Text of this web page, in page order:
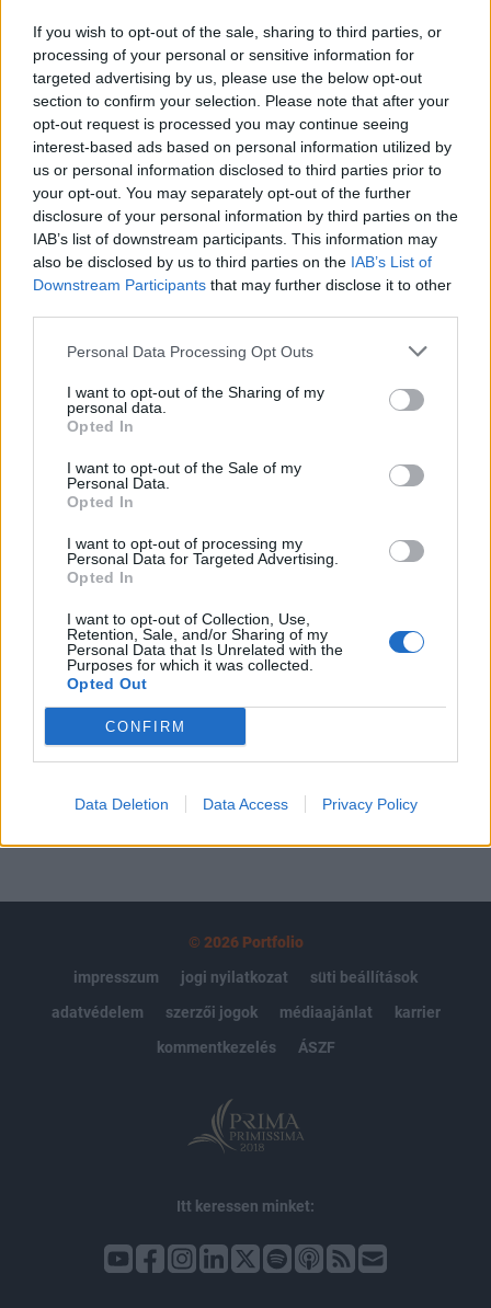
If you wish to opt-out of the sale, sharing to third parties, or
processing of your personal or sensitive information for
targeted advertising by us, please use the below opt-out
section to confirm your selection. Please note that after your
opt-out request is processed you may continue seeing
interest-based ads based on personal information utilized by
us or personal information disclosed to third parties prior to
your opt-out. You may separately opt-out of the further
disclosure of your personal information by third parties on the
IAB’s list of downstream participants. This information may
also be disclosed by us to third parties on the IAB’s List of
Downstream Participants that may further disclose it to other
Personal Data Processing Opt Outs
I want to opt-out of the Sharing of my
personal data.
Opted In
I want to opt-out of the Sale of my
Personal Data.
Opted In
I want to opt-out of processing my
Personal Data for Targeted Advertising.
Opted In
I want to opt-out of Collection, Use,
Retention, Sale, and/or Sharing of my
Personal Data that Is Unrelated with the
Purposes for which it was collected.
Opted Out
CONFIRM
Data Deletion Data Access Privacy Policy
Nagyon nem állunk jól a
klímavédelemben
Portfolio
2018. május 05. 15:06
A Climate Action Tracker rendszeresen közzéteszi, hogy az
egyes országok milyen lépéseket tesznek azért, hogy a
párizsi éghajlatvédelmi egyezményben tett vállalásaiknak
megfeleljenek. A most közzétett frissítésben az általuk
követett 32 országból 23 esetében vizsgálták meg a
klímavédelmi lépéseket. A legfontosabb megállapítás az,
hogy tavaly november óta látható előrelépés...
KEDVES OLVASÓNK!
A keresett cikk a portfolio.hu hírarchívumához
tartozik, melynek olvasása előfizetéses
regisztrációhoz kötött.
Az előfizetés a következőket tartalmazza:
Portfolio.hu teljes cikkarchívum
Kötéslisták: BÉT elmúlt 2 év napon belüli
kötéslistái
© 2026 Portfolio
impresszum
jogi nyilatkozat
süti beállítások
adatvédelem
szerzői jogok médiaajánlat
karrier
kommentkezelés
ÁSZF
Itt keressen minket: